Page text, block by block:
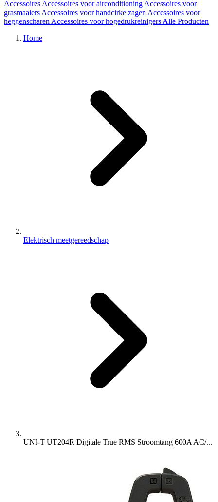
Accessoires Accessoires voor airconditioning Accessoires voor
grasmaaiers Accessoires voor handcirkelzagen Accessoires voor
heggenscharen Accessoires voor hogedrukreinigers Alle Producten
Home
Elektrisch meetgereedschap
UNI-T UT204R Digitale True RMS Stroomtang 600A AC/...